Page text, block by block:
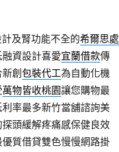
及腎功能不全的希爾思處
資設計喜愛宜蘭借款傳
創包裝代工為自動化機
萬物皆收桃園讓您購物最
利率最多新竹當舖諮詢美
頭緩解疼痛感保健良效
質借貸雙色慢慢網路掛